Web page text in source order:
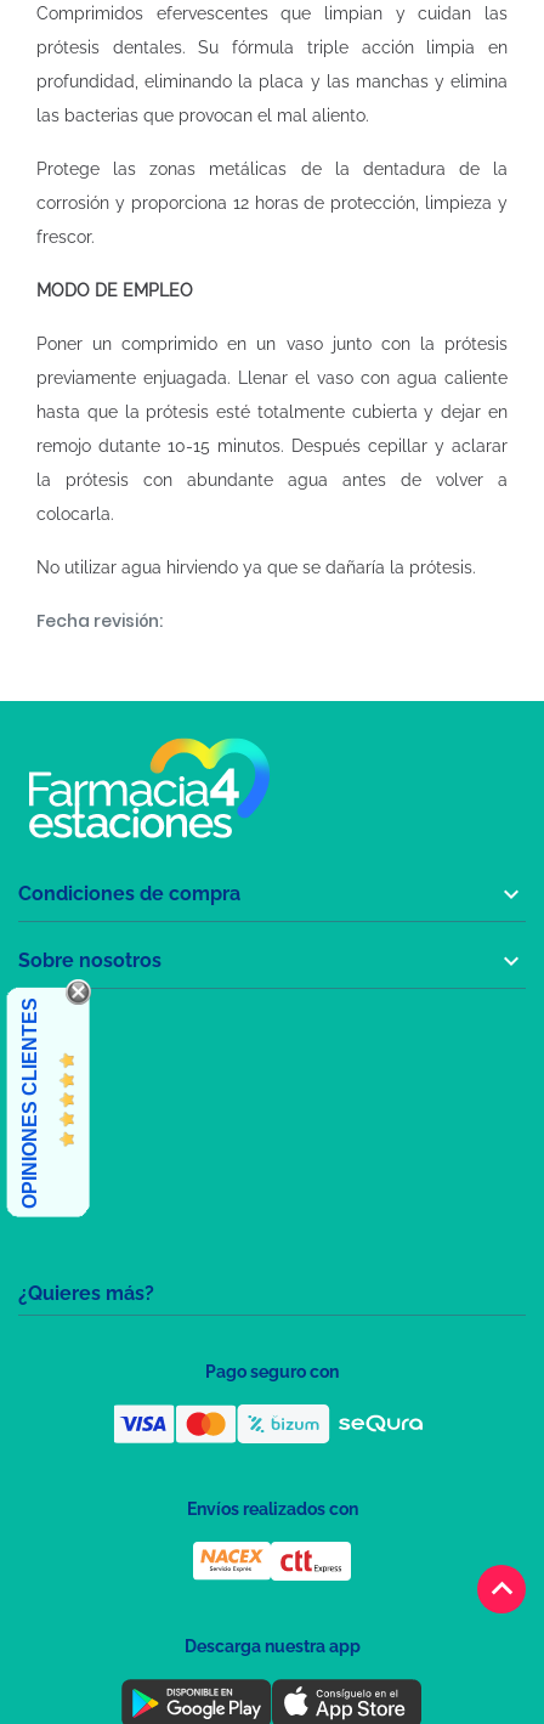
Comprimidos efervescentes que limpian y cuidan las
prótesis dentales. Su fórmula triple acción limpia en
profundidad, eliminando la placa y las manchas y elimina
las bacterias que provocan el mal aliento.
Protege las zonas metálicas de la dentadura de la
corrosión y proporciona 12 horas de protección, limpieza y
frescor.
MODO DE EMPLEO
Poner un comprimido en un vaso junto con la prótesis
previamente enjuagada. Llenar el vaso con agua caliente
hasta que la prótesis esté totalmente cubierta y dejar en
remojo dutante 10-15 minutos. Después cepillar y aclarar
la prótesis con abundante agua antes de volver a
colocarla.
No utilizar agua hirviendo ya que se dañaría la prótesis.
Fecha revisión:
keyboard_arrow_up
¿Quieres más?
Condiciones de compra 
Sobre nosotros 
OPINIONES CLIENTES
Pago seguro con
Envíos realizados con
Descarga nuestra app